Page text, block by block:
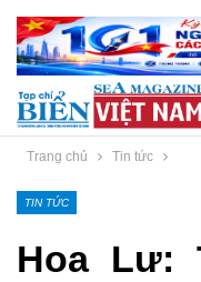
Trang chủ Tin tức
TIN TỨC
Hoa Lư: